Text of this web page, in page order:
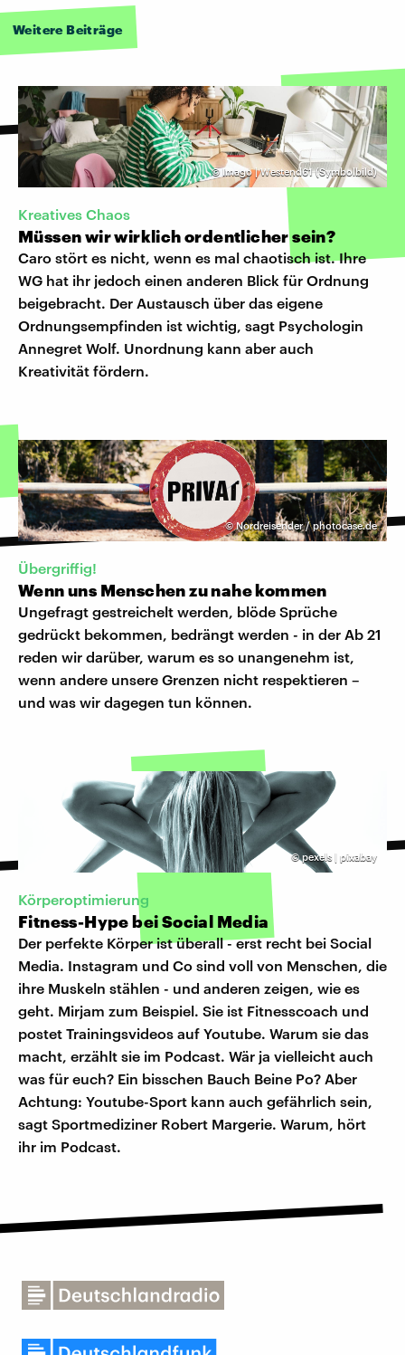
Weitere Beiträge
©Imago | Westend61 (Symbolbild)
Kreatives Chaos
Müssen wir wirklich ordentlicher sein?
Caro stört es nicht, wenn es mal chaotisch ist. Ihre
WG hat ihr jedoch einen anderen Blick für Ordnung
beigebracht. Der Austausch über das eigene
Ordnungsempfinden ist wichtig, sagt Psychologin
Annegret Wolf. Unordnung kann aber auch
Kreativität fördern.
©Nordreisender / photocase.de
Übergriffig!
Wenn uns Menschen zu nahe kommen
Ungefragt gestreichelt werden, blöde Sprüche
gedrückt bekommen, bedrängt werden - in der Ab 21
reden wir darüber, warum es so unangenehm ist,
wenn andere unsere Grenzen nicht respektieren –
und was wir dagegen tun können.
©pexels | pixabay
Körperoptimierung
Fitness-Hype bei Social Media
Der perfekte Körper ist überall - erst recht bei Social
Media. Instagram und Co sind voll von Menschen, die
ihre Muskeln stählen - und anderen zeigen, wie es
geht. Mirjam zum Beispiel. Sie ist Fitnesscoach und
postet Trainingsvideos auf Youtube. Warum sie das
macht, erzählt sie im Podcast. Wär ja vielleicht auch
was für euch? Ein bisschen Bauch Beine Po? Aber
Achtung: Youtube-Sport kann auch gefährlich sein,
sagt Sportmediziner Robert Margerie. Warum, hört
ihr im Podcast.